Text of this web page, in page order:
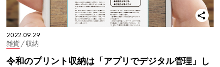
2022.09.29
雑貨/ 収納
令和のプリント収納は「アプリでデジタル管理」し